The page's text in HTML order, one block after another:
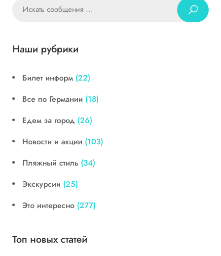
Наши рубрики
Билет информ (22)
Все по Германии (18)
Едем за город (26)
Новости и акции (103)
Пляжный стиль (34)
Экскурсии (25)
Это интересно (277)
Топ новых статей